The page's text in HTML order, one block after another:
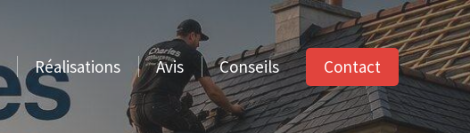
Réalisations Avis Conseils Contact